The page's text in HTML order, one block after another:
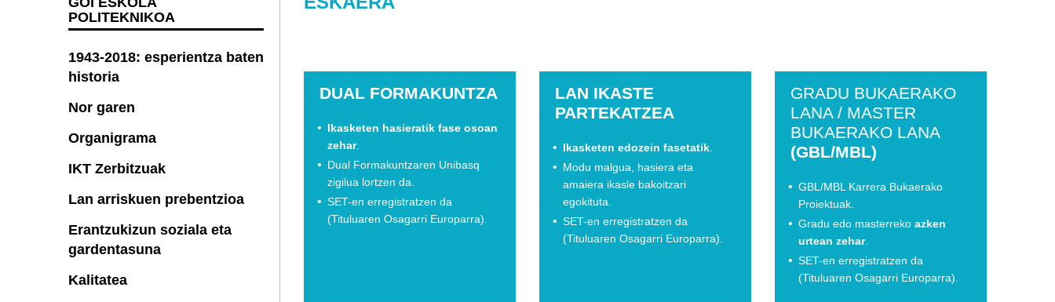
DUAL FORMAKUNTZA
Ikasketen hasieratik fase osoan
zehar.
Dual Formakuntzaren Unibasq
zigilua lortzen da.
SET-en erregistratzen da
(Tituluaren Osagarri Europarra).
LAN IKASTE
PARTEKATZEA
Ikasketen edozein fasetatik.
Modu malgua, hasiera eta
amaiera ikasle bakoitzari
egokituta.
SET-en erregistratzen da
(Tituluaren Osagarri Europarra).
GRADU BUKAERAKO
LANA / MASTER
BUKAERAKO LANA
(GBL/MBL)
GBL/MBL Karrera Bukaerako
Proiektuak.
Gradu edo masterreko azken
urtean zehar.
SET-en erregistratzen da
(Tituluaren Osagarri Europarra).
POLITEKNIKOA
1943-2018: esperientza baten
historia
Nor garen
Organigrama
IKT Zerbitzuak
Lan arriskuen prebentzioa
Erantzukizun soziala eta
gardentasuna
Kalitatea